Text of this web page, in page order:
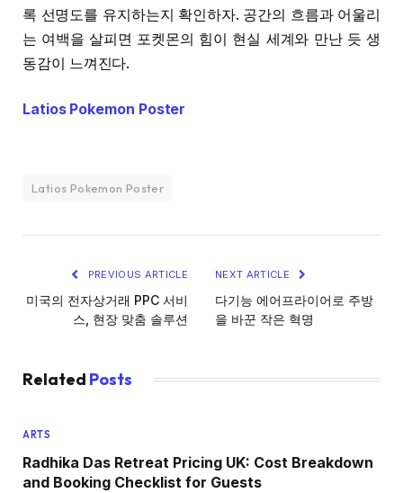
록 선명도를 유지하는지 확인하자. 공간의 흐름과 어울리
는 여백을 살피면 포켓몬의 힘이 현실 세계와 만난 듯 생
동감이 느껴진다.
Latios Pokemon Poster
Latios Pokemon Poster
PREVIOUS ARTICLE
미국의 전자상거래 PPC 서비
스, 현장 맞춤 솔루션
NEXT ARTICLE
다기능 에어프라이어로 주방
을 바꾼 작은 혁명
Related Posts
ARTS
Radhika Das Retreat Pricing UK: Cost Breakdown
and Booking Checklist for Guests